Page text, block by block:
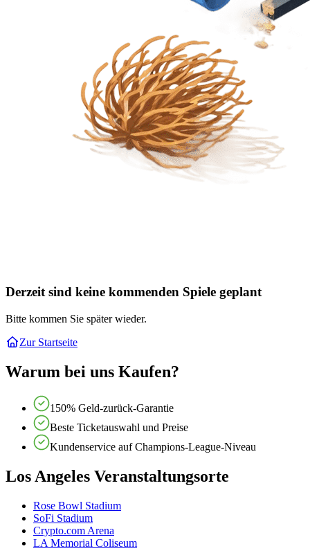
Derzeit sind keine kommenden Spiele geplant
Bitte kommen Sie später wieder.
Zur Startseite
Warum bei uns Kaufen?
150% Geld-zurück-Garantie
Beste Ticketauswahl und Preise
Kundenservice auf Champions-League-Niveau
Los Angeles Veranstaltungsorte
Rose Bowl Stadium
SoFi Stadium
Crypto.com Arena
LA Memorial Coliseum